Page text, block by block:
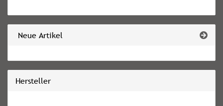
Neue Artikel
Hersteller